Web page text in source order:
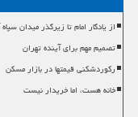
از یادگار امام تا زیرگذر میدان
تصمیم مهم برای آینده تهران
رکوردشکنی قیمتها در بازار مسکن
خانه هست، اما خریدار نیست